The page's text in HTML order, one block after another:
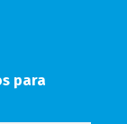
para